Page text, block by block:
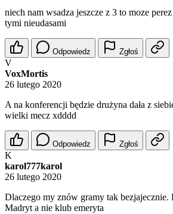
niech nam wsadza jeszcze z 3 to moze
tymi nieudasami
Odpowiedz Zgłoś
V
VoxMortis
26 lutego 2020
A na konferencji będzie drużyna dała z
wielki mecz xdddd
Odpowiedz Zgłoś
K
karol777karol
26 lutego 2020
Dlaczego my znów gramy tak bezjajecznie.
Madryt a nie klub emeryta